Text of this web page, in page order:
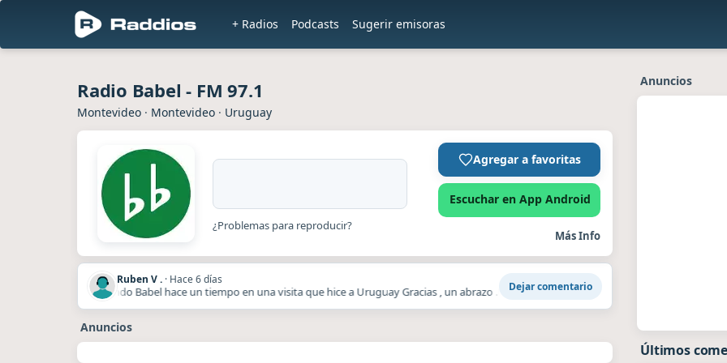
+ Radios Podcasts Sugerir emisoras
Radio Babel - FM 97.1
Montevideo · Montevideo · Uruguay
¿Problemas para reproducir?
Agregar a favoritas
Escuchar en App Android
Más Info
Ruben V . · Hace 6 días
Amigo me la recomendo Babel hace un tiempo en una visita que hice a Uruguay Gracias , un abrazo .Un viejo Amigo me la recomendo Babel hace un
Dejar comentario
Anuncios
Anuncios
Últimos